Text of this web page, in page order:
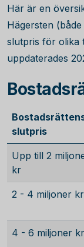
Här är en
Hägersten
slutpris för olika
uppdaterades
slutpris
Upp till 2
kr
2 - 4 miljoner kr
4 - 6 miljoner kr